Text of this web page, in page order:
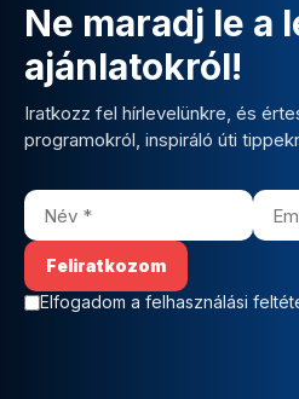
Ne maradj le a
ajánlatokról!
Iratkozz fel hírlevelünkre, és
programokról, inspiráló úti
Elfogadom a felhasználási